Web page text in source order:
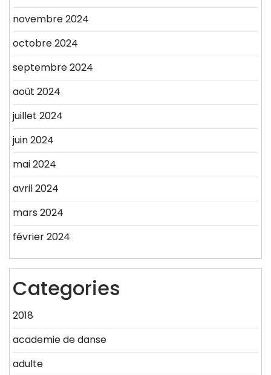
novembre 2024
octobre 2024
septembre 2024
août 2024
juillet 2024
juin 2024
mai 2024
avril 2024
mars 2024
février 2024
Categories
2018
academie de danse
adulte